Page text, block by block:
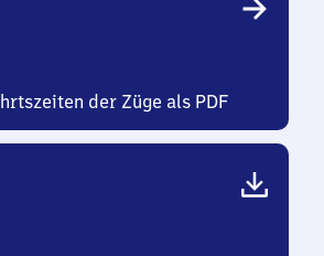
der Züge als PDF